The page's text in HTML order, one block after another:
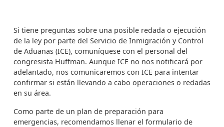
Si tiene preguntas sobre una posible redada o ejecución
de la ley por parte del Servicio de Inmigración y Control
de Aduanas (ICE), comuníquese con el personal del
congresista Huffman. Aunque ICE no nos notificará por
adelantado, nos comunicaremos con ICE para intentar
confirmar si están llevando a cabo operaciones o redadas
en su área.
Como parte de un plan de preparación para
emergencias, recomendamos llenar el formulario de